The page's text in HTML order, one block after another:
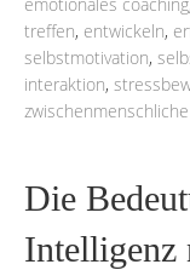
treffen, entwickeln,
selbstmotivation,
interaktion,
Die
Intelligenz